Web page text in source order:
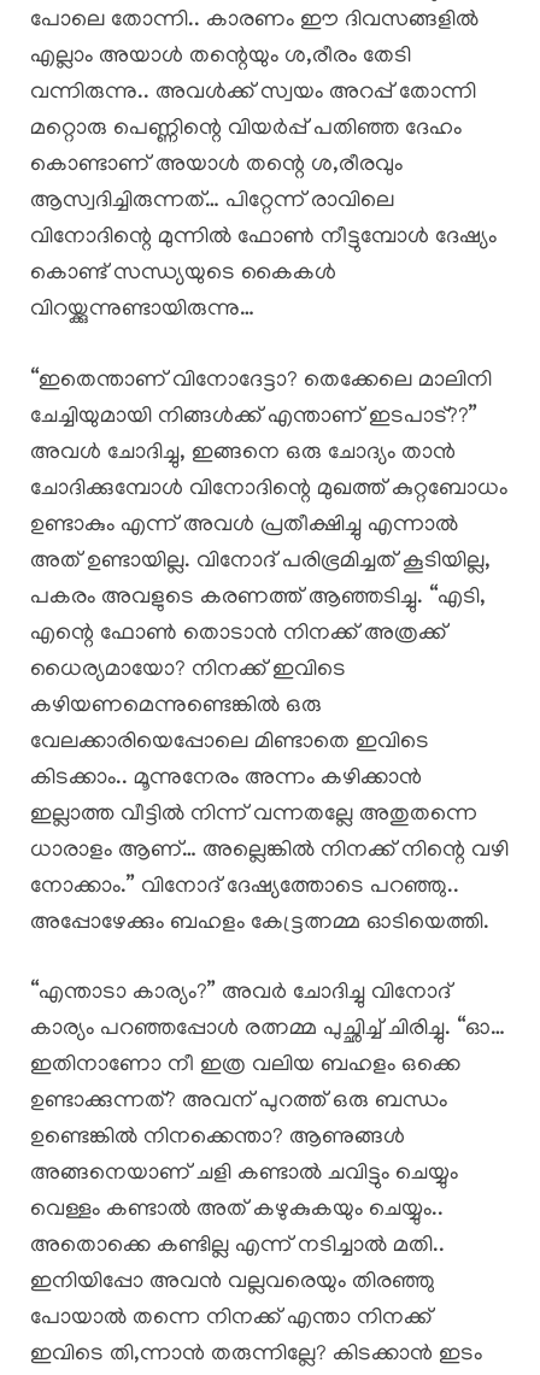
പോലെ തോന്നി.. കാരണം ഈ ദിവസങ്ങളിൽ
എല്ലാം അയാൾ തന്റെയും ശ,രീരം തേടി
വന്നിരുന്നു.. അവൾക്ക് സ്വയം അറപ്പ് തോന്നി
മറ്റൊരു പെണ്ണിന്റെ വിയർപ്പ് പതിഞ്ഞ ദേഹം
കൊണ്ടാണ് അയാൾ തന്റെ ശ,രീരവും
ആസ്വദിച്ചിരുന്നത്… പിറ്റേന്ന് രാവിലെ
വിനോദിന്റെ മുന്നിൽ ഫോൺ നീട്ടുമ്പോൾ ദേഷ്യം
കൊണ്ട് സന്ധ്യയുടെ കൈകൾ
വിറയ്ക്കുന്നുണ്ടായിരുന്നു…
“ഇതെന്താണ് വിനോദേട്ടാ? തെക്കേലെ മാലിനി
ചേച്ചിയുമായി നിങ്ങൾക്ക് എന്താണ് ഇടപാട്??”
അവൾ ചോദിച്ചു, ഇങ്ങനെ ഒരു ചോദ്യം താൻ
ചോദിക്കുമ്പോൾ വിനോദിന്റെ മുഖത്ത് കുറ്റബോധം
ഉണ്ടാകും എന്ന് അവൾ പ്രതീക്ഷിച്ചു എന്നാൽ
അത് ഉണ്ടായില്ല. ​വിനോദ് പരിഭ്രമിച്ചത് കൂടിയില്ല,
പകരം അവളുടെ കരണത്ത് ആഞ്ഞടിച്ചു. “എടി,
എന്റെ ഫോൺ തൊടാൻ നിനക്ക് അത്രക്ക്
ധൈര്യമായോ? നിനക്ക് ഇവിടെ
കഴിയണമെന്നുണ്ടെങ്കിൽ ഒരു
വേലക്കാരിയെപ്പോലെ മിണ്ടാതെ ഇവിടെ
കിടക്കാം.. മൂന്നുനേരം അന്നം കഴിക്കാൻ
ഇല്ലാത്ത വീട്ടിൽ നിന്ന് വന്നതല്ലേ അതുതന്നെ
ധാരാളം ആണ്… അല്ലെങ്കിൽ നിനക്ക് നിന്റെ വഴി
നോക്കാം.” വിനോദ് ദേഷ്യത്തോടെ പറഞ്ഞു..
അപ്പോഴേക്കും ബഹളം കേട്ട്രത്നമ്മ ഓടിയെത്തി.
“എന്താടാ കാര്യം?” അവർ ചോദിച്ചു വിനോദ്
കാര്യം പറഞ്ഞപ്പോൾ രത്നമ്മ പുച്ഛിച്ച് ചിരിച്ചു. “ഓ…
ഇതിനാണോ നീ ഇത്ര വലിയ ബഹളം ഒക്കെ
ഉണ്ടാക്കുന്നത്? അവന് പുറത്ത് ഒരു ബന്ധം
ഉണ്ടെങ്കിൽ നിനക്കെന്താ? ആണുങ്ങൾ
അങ്ങനെയാണ് ചളി കണ്ടാൽ ചവിട്ടും ചെയ്യും
വെള്ളം കണ്ടാൽ അത് കഴുകുകയും ചെയ്യും..
അതൊക്കെ കണ്ടില്ല എന്ന് നടിച്ചാൽ മതി..
ഇനിയിപ്പോ അവൻ വല്ലവരെയും തിരഞ്ഞു
പോയാൽ തന്നെ നിനക്ക് എന്താ നിനക്ക്
ഇവിടെ തി,ന്നാൻ തരുന്നില്ലേ? കിടക്കാൻ ഇടം